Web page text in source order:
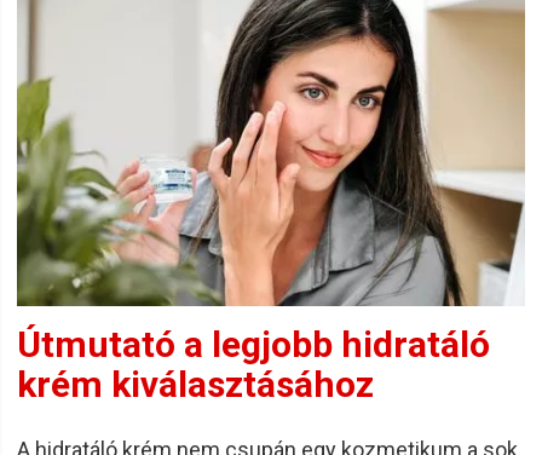
Útmutató a legjobb hidratáló
krém kiválasztásához
A hidratáló krém nem csupán egy kozmetikum a sok